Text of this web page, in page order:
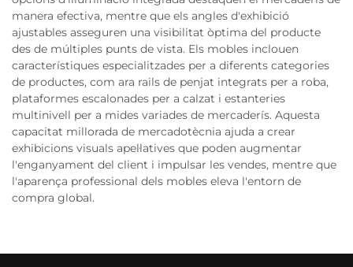
manera efectiva, mentre que els angles d'exhibició
ajustables asseguren una visibilitat òptima del producte
des de múltiples punts de vista. Els mobles inclouen
característiques especialitzades per a diferents categories
de productes, com ara rails de penjat integrats per a roba,
plataformes escalonades per a calzat i estanteries
multinivell per a mides variades de mercaderís. Aquesta
capacitat millorada de mercadotècnia ajuda a crear
exhibicions visuals apel·latives que poden augmentar
l'enganyament del client i impulsar les vendes, mentre que
l'aparença professional dels mobles eleva l'entorn de
compra global.